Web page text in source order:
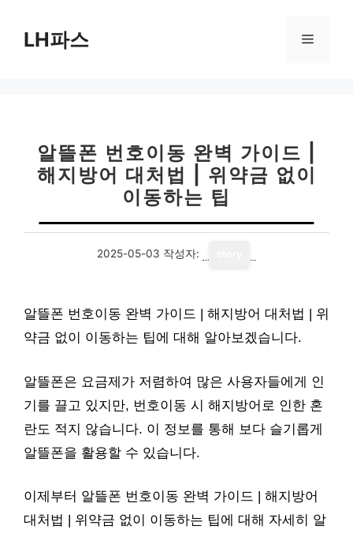
LH파스 메
알뜰폰 번호이동 완벽 가이드 |
해지방어 대처법 | 위약금 없이
이동하는 팁
2025-05-03 작성자:
알뜰폰 번호이동 완벽 가이드 | 해지방어 대처법 | 위
약금 없이 이동하는 팁에 대해 알아보겠습니다.
알뜰폰은 요금제가 저렴하여 많은 사용자들에게 인
기를 끌고 있지만, 번호이동 시 해지방어로 인한 혼
란도 적지 않습니다. 이 정보를 통해 보다 슬기롭게
알뜰폰을 활용할 수 있습니다.
이제부터 알뜰폰 번호이동 완벽 가이드 | 해지방어
대처법 | 위약금 없이 이동하는 팁에 대해 자세히 알